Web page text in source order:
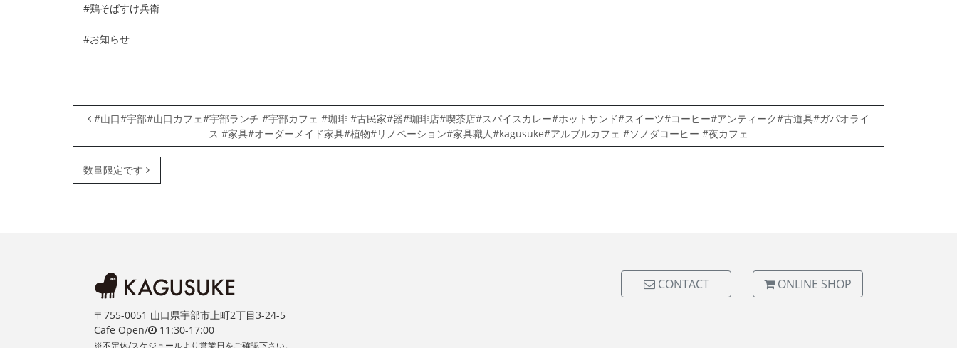
#鶏そばすけ兵衛
#お知らせ
投稿ナビゲーション
#山口#宇部#山口カフェ#宇部ランチ #宇部カフェ #珈琲 #古民家#器#珈琲店#喫茶店#スパイスカレー#ホットサンド#スイーツ#コーヒー#アンティーク#古道具#ガパオライ
ス #家具#オーダーメイド家具#植物#リノベーション#家具職人#kagusuke#アルブルカフェ #ソノダコーヒー #夜カフェ
数量限定です
〒755-0051 山口県宇部市上町2丁目3-24-5
Cafe Open/
11:30-17:00
※不定休/スケジュールより営業日をご確認下さい。
CONTACT ONLINE SHOP